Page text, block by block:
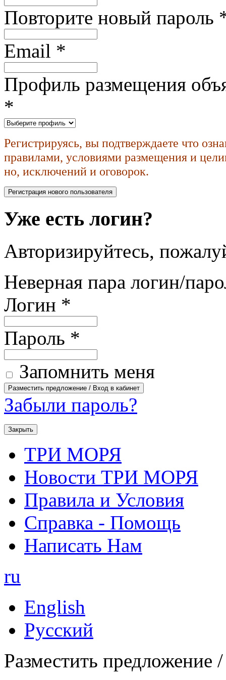
Повторите новый пароль
Email *
Профиль размещения
*
Регистрируясь, вы подтверждаете что
правилами, условиями размещения и
но, исключений и оговорок.
Уже есть логин?
Авторизируйтесь,
Неверная пара логин/
Логин *
Пароль *
Запомнить меня
Забыли пароль?
Закрыть
ТРИ МОРЯ
Новости ТРИ МОРЯ
Правила и Условия
Справка - Помощь
Написать Нам
ru
English
Русский
Разместить предложение